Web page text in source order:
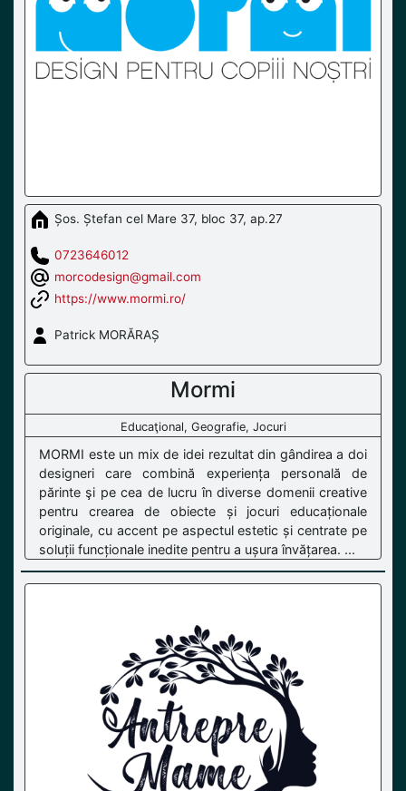
Șos. Ștefan cel Mare 37, bloc 37, ap.27
0723646012
morcodesign@gmail.com
https://www.mormi.ro/
Patrick MORĂRAȘ
Mormi
Educaţional, Geografie, Jocuri
MORMI este un mix de idei rezultat din gândirea a doi
designeri care combină experiența personală de
părinte şi pe cea de lucru în diverse domenii creative
pentru crearea de obiecte și jocuri educaționale
originale, cu accent pe aspectul estetic și centrate pe
soluții funcționale inedite pentru a ușura învățarea. ...